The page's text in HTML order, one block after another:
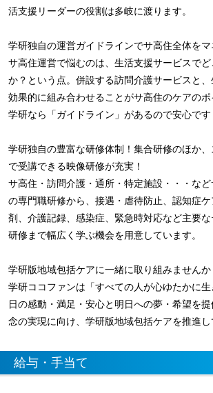
活支援リーダーの役割は多岐に渡ります。
学研独自の運営ガイドラインでサ高住全体をマ
サ高住運営で悩むのは、生活支援サービスで
か？という点。併設する訪問介護サービスと
効果的に組み合わせることがサ高住のケアのポ
学研なら「ガイドライン」があるので安心です
学研独自の豊富な研修体制！集合研修のほか
で受講できる映像研修が充実！
サ高住・訪問介護・通所・特定施設・・・な
の専門職研修から、接遇・虐待防止、認知症
剤、介護記録、感染症、緊急時対応など主要
研修まで幅広く学ぶ機会を用意しています。
学研版地域包括ケアに一緒に取り組みませんか
学研ココファンは「すべての人が心ゆたかに
日の感動・満足・安心と明日への夢・希望を
念の実現に向け、学研版地域包括ケアを推進し
給与・手当て